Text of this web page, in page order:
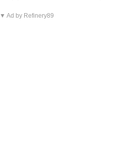
▼ Ad by Refinery89